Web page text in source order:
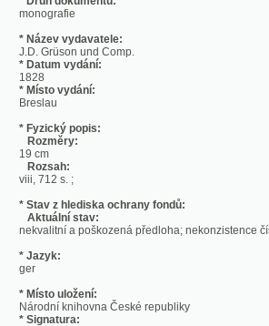
* Název vydavatele:
J.D. Grüson und Comp.
* Datum vydání:
* Místo vydání:
Breslau
* Fyzický popis:
Rozměry:
Rozsah:
viii, 712 s. ;
* Stav z hlediska ochrany fondů:
Aktuální stav:
nekvalitní a poškozená předloha; nekonzistence číslování
* Jazyk:
Národní knihovna České republiky
* Signatura:
H 025078
* URI:
http://kramerius.nkp.cz/kramerius/handle/ABA001/1098569